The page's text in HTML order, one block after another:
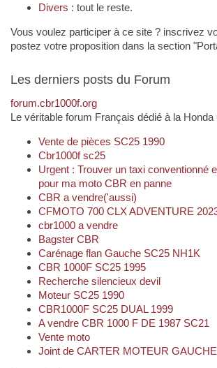
Divers : tout le reste.
Vous voulez participer à ce site ? inscrivez
postez votre proposition dans la section
Les derniers posts du Forum
forum.cbr1000f.org
Le véritable forum Français dédié à la
Vente de pièces SC25 1990
Cbr1000f sc25
Urgent : Trouver un taxi conventionné
pour ma moto CBR en panne
CBR a vendre('aussi)
CFMOTO 700 CLX ADVENTURE
cbr1000 a vendre
Bagster CBR
Carénage flan Gauche SC25 NH1K
CBR 1000F SC25 1995
Recherche silencieux devil
Moteur SC25 1990
CBR1000F SC25 DUAL 1999
A vendre CBR 1000 F DE 1987 SC21
Vente moto
Joint de CARTER MOTEUR GAUCHE